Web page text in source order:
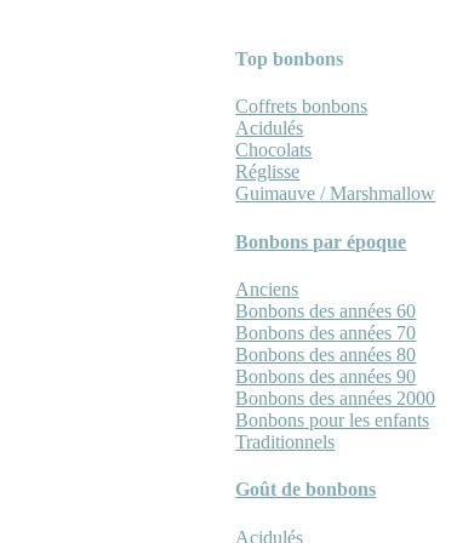
Top bonbons
Coffrets bonbons
Acidulés
Chocolats
Réglisse
Guimauve / Marshmallow
Bonbons par époque
Anciens
Bonbons des années 60
Bonbons des années 70
Bonbons des années 80
Bonbons des années 90
Bonbons des années 2000
Bonbons pour les enfants
Traditionnels
Goût de bonbons
Acidulés